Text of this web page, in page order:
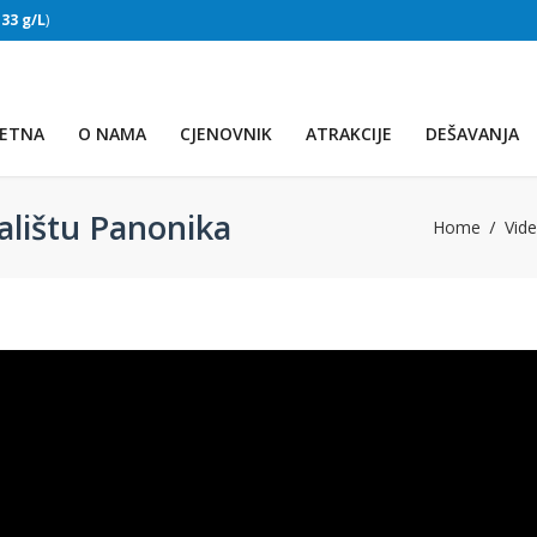
33 g/L)
O NAMA CJENOVNIK ATRAKCIJE DEŠAVANJA
Panonika Home